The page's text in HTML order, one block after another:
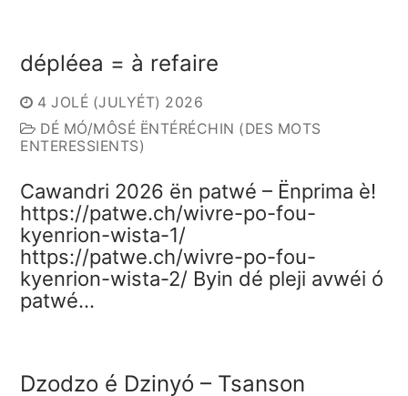
dépléea = à refaire
4 JOLÉ (JULYÉT) 2026
DÉ MÓ/MÔSÉ ËNTÉRÉCHIN (DES MOTS
ENTERESSIENTS)
Cawandri 2026 ën patwé – Ënprima è!
https://patwe.ch/wivre-po-fou-
kyenrion-wista-1/
https://patwe.ch/wivre-po-fou-
kyenrion-wista-2/ Byin dé pleji avwéi ó
patwé…
Dzodzo é Dzinyó – Tsanson